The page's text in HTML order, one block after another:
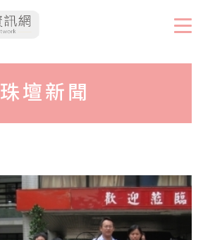
珠壇新聞